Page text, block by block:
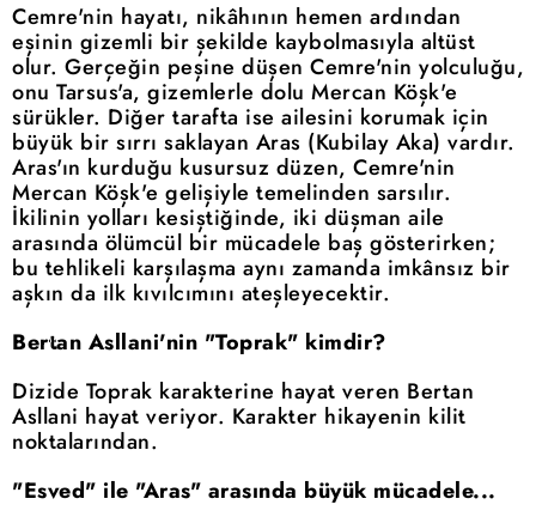
Cemre'nin hayatı, nikâhının hemen ardından
eşinin gizemli bir şekilde kaybolmasıyla altüst
olur. Gerçeğin peşine düşen Cemre'nin yolculuğu,
onu Tarsus'a, gizemlerle dolu Mercan Köşk'e
sürükler. Diğer tarafta ise ailesini korumak için
büyük bir sırrı saklayan Aras (Kubilay Aka) vardır.
Aras'ın kurduğu kusursuz düzen, Cemre'nin
Mercan Köşk'e gelişiyle temelinden sarsılır.
İkilinin yolları kesiştiğinde, iki düşman aile
arasında ölümcül bir mücadele baş gösterirken;
bu tehlikeli karşılaşma aynı zamanda imkânsız bir
aşkın da ilk kıvılcımını ateşleyecektir.
Bertan Asllani'nin "Toprak" kimdir?
Dizide Toprak karakterine hayat veren Bertan
Asllani hayat veriyor. Karakter hikayenin kilit
noktalarından.
"Esved" ile "Aras" arasında büyük mücadele...